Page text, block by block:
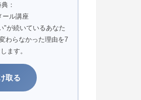
：
ール講座
"が続いているあなた
わらなかった理由を7
ます。
取る